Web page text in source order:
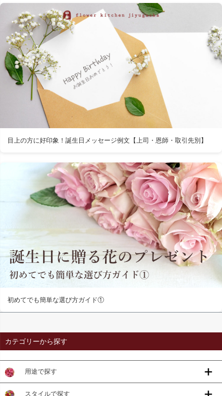
目上の方に好印象！誕生日メッセージ例文【上司・恩師・取引先別】
初めてでも簡単な選び方ガイド①
カテゴリーから探す
用途で探す
スタイルで探す